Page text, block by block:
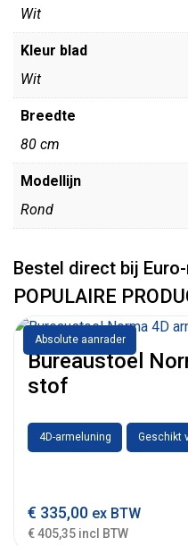
Wit
Kleur blad
Wit
Breedte
80 cm
Modellijn
Rond
Bestel direct bij
POPULAIRE
Absolute aanrader
Bureaustoel
stof
4D-armeluning Geschikt
€ 335,00 ex BTW
€ 405,35 incl BTW